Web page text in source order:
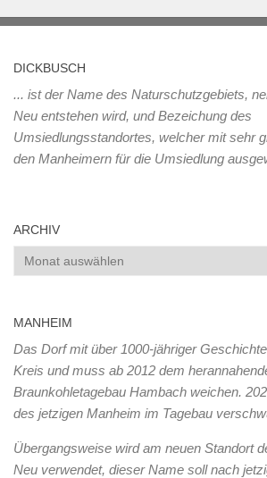
DICKBUSCH
... ist der Name des Naturschutzgebiets,
Neu entstehen wird, und Bezeichung des
Umsiedlungsstandortes, welcher mit sehr
den Manheimern für die Umsiedlung
ARCHIV
Archiv
MANHEIM
Das Dorf mit über 1000-jähriger
Kreis und muss ab 2012 dem
Braunkohletagebau Hambach weichen.
des jetzigen Manheim im Tagebau
Übergangsweise wird am neuen Standort
Neu verwendet, dieser Name soll nach